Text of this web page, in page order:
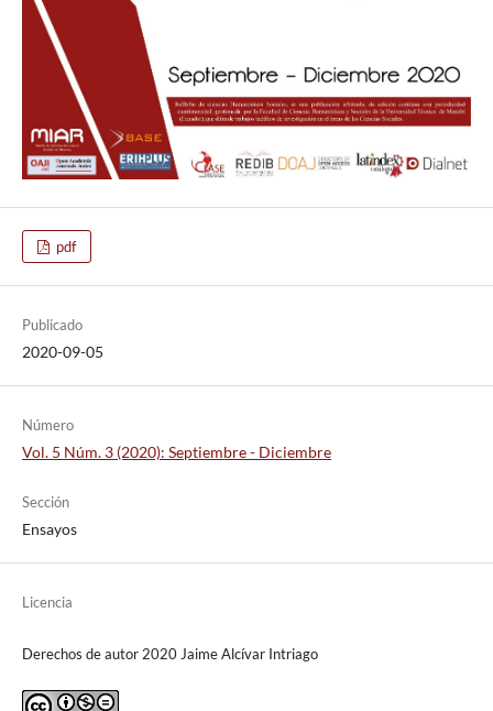
pdf
Publicado
2020-09-05
Número
Vol. 5 Núm. 3 (2020): Septiembre - Diciembre
Sección
Ensayos
Licencia
Derechos de autor 2020 Jaime Alcívar Intriago